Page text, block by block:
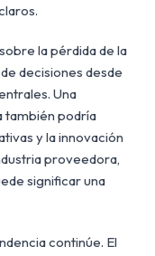
la pérdida de la
decisiones desde
Una
también podría
y la innovación
proveedora,
significar una
continúe. El